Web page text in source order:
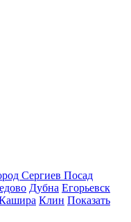
Сергиев Посад
Дубна Егорьевск
Клин Показать